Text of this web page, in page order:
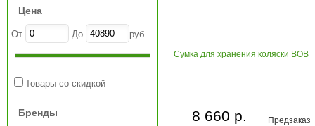
Цена
От До руб.
Товары со скидкой
Бренды
Сумка для хранения коляски BOB
Предзаказ
8 660 р.